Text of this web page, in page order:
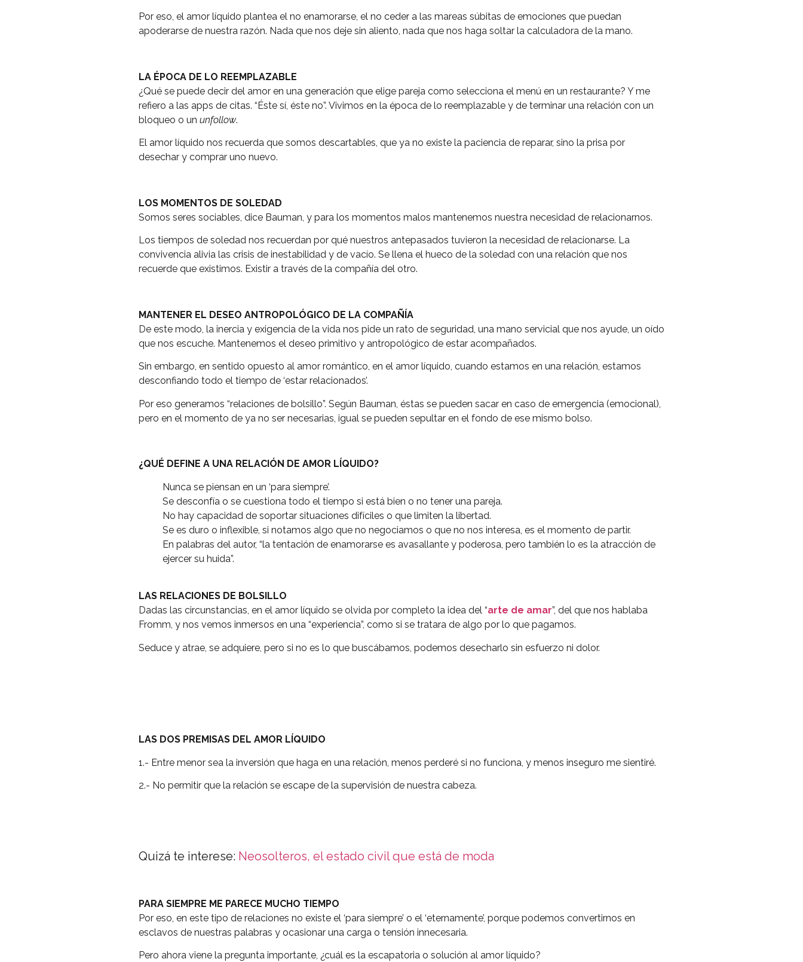
Por eso, el amor líquido plantea el no enamorarse, el no ceder a las mareas súbitas de emociones que puedan
apoderarse de nuestra razón. Nada que nos deje sin aliento, nada que nos haga soltar la calculadora de la mano.
LA ÉPOCA DE LO REEMPLAZABLE
¿Qué se puede decir del amor en una generación que elige pareja como selecciona el menú en un restaurante? Y me
refiero a las apps de citas. “Éste sí, éste no”. Vivimos en la época de lo reemplazable y de terminar una relación con un
bloqueo o un unfollow.
El amor líquido nos recuerda que somos descartables, que ya no existe la paciencia de reparar, sino la prisa por
desechar y comprar uno nuevo.
LOS MOMENTOS DE SOLEDAD
Somos seres sociables, dice Bauman, y para los momentos malos mantenemos nuestra necesidad de relacionarnos.
Los tiempos de soledad nos recuerdan por qué nuestros antepasados tuvieron la necesidad de relacionarse. La
convivencia alivia las crisis de inestabilidad y de vacío. Se llena el hueco de la soledad con una relación que nos
recuerde que existimos. Existir a través de la compañía del otro.
MANTENER EL DESEO ANTROPOLÓGICO DE LA COMPAÑÍA
De este modo, la inercia y exigencia de la vida nos pide un rato de seguridad, una mano servicial que nos ayude, un oído
que nos escuche. Mantenemos el deseo primitivo y antropológico de estar acompañados.
Sin embargo, en sentido opuesto al amor romántico, en el amor líquido, cuando estamos en una relación, estamos
desconfiando todo el tiempo de ‘estar relacionados’.
Por eso generamos “relaciones de bolsillo”. Según Bauman, éstas se pueden sacar en caso de emergencia (emocional),
pero en el momento de ya no ser necesarias, igual se pueden sepultar en el fondo de ese mismo bolso.
¿QUÉ DEFINE A UNA RELACIÓN DE AMOR LÍQUIDO?
Nunca se piensan en un ‘para siempre’.
Se desconfía o se cuestiona todo el tiempo si está bien o no tener una pareja.
No hay capacidad de soportar situaciones difíciles o que limiten la libertad.
Se es duro o inflexible, si notamos algo que no negociamos o que no nos interesa, es el momento de partir.
En palabras del autor, “la tentación de enamorarse es avasallante y poderosa, pero también lo es la atracción de
ejercer su huida”.
LAS RELACIONES DE BOLSILLO
Dadas las circunstancias, en el amor líquido se olvida por completo la idea del “arte de amar”, del que nos hablaba
Fromm, y nos vemos inmersos en una “experiencia”, como si se tratara de algo por lo que pagamos.
Seduce y atrae, se adquiere, pero si no es lo que buscábamos, podemos desecharlo sin esfuerzo ni dolor.
LAS DOS PREMISAS DEL AMOR LÍQUIDO
1.- Entre menor sea la inversión que haga en una relación, menos perderé si no funciona, y menos inseguro me sientiré.
2.- No permitir que la relación se escape de la supervisión de nuestra cabeza.
Quizá te interese: Neosolteros, el estado civil que está de moda
PARA SIEMPRE ME PARECE MUCHO TIEMPO
Por eso, en este tipo de relaciones no existe el ‘para siempre’ o el ‘eternamente’, porque podemos convertirnos en
esclavos de nuestras palabras y ocasionar una carga o tensión innecesaria.
Pero ahora viene la pregunta importante, ¿cuál es la escapatoria o solución al amor líquido?